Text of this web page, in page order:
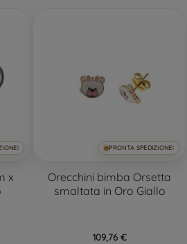
x
PRONTA SPEDIZIONE!
Orecchini bimba Orsetta
smaltata in Oro Giallo
109,76 €